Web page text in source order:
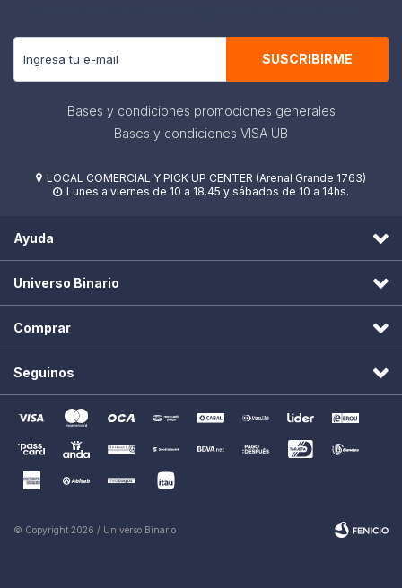
SUSCRIBIRME
Bases y condiciones promociones generales
Bases y condiciones VISA UB
 LOCAL COMERCIAL Y PICK UP CENTER (Arenal Grande 1763)
 Lunes a viernes de 10 a 18.45 y sábados de 10 a 14hs.
Ayuda
Universo Binario
Comprar
Seguinos
© Copyright 2026 / Universo Binario